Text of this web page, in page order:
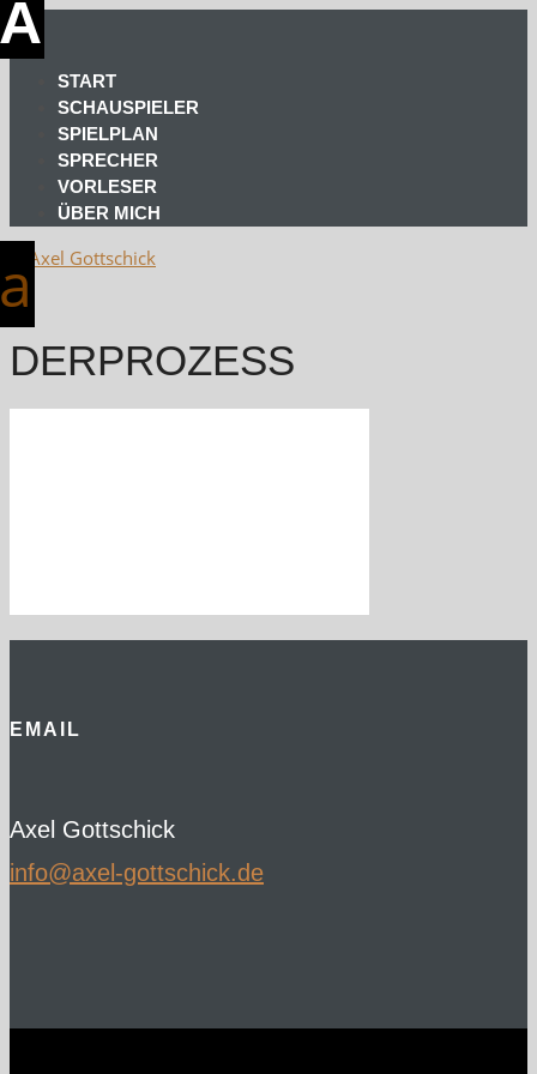
START
SCHAUSPIELER
SPIELPLAN
SPRECHER
VORLESER
ÜBER MICH
DERPROZESS
EMAIL
Axel Gottschick
ed.kcihcsttog-lexa@ofni